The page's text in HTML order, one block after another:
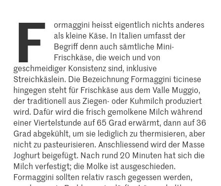
F
ormaggini heisst eigentlich nichts anderes
als kleine Käse. In Italien umfasst der
Begriff denn auch sämtliche Mini-
Frischkäse, die weich und von
geschmeidiger Konsistenz sind, inklusive
Streichkäslein. Die Bezeichnung Formaggini ticinese
hingegen steht für Frischkäse aus dem Valle Muggio,
der traditionell aus Ziegen- oder Kuhmilch produziert
wird. Dafür wird die frisch gemolkene Milch während
einer Viertelstunde auf 65 Grad erwärmt, dann auf 36
Grad abgekühlt, um sie lediglich zu thermisieren, aber
nicht zu pasteurisieren. Anschliessend wird der Masse
Joghurt beigefügt. Nach rund 20 Minuten hat sich die
Milch verfestigt; die Molke ist ausgeschieden.
Formaggini sollten relativ rasch gegessen werden,